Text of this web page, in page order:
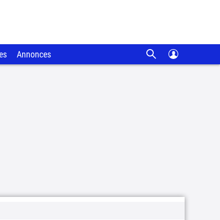
Annonces